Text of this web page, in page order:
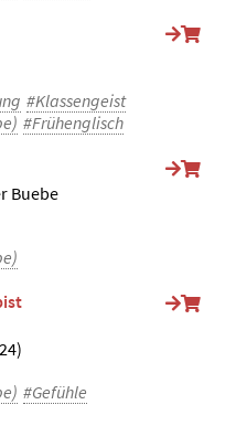
#Klassengeist
#Frühenglisch
Buebe
#Gefühle